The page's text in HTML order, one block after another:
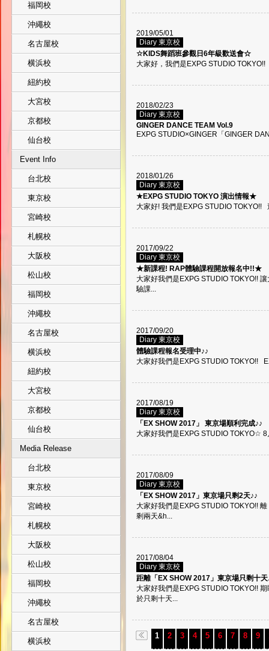
福岡校
沖繩校
名古屋校
横浜校
紐約校
大宮校
京都校
仙台校
Event Info
台北校
東京校
宮崎校
札幌校
大阪校
松山校
福岡校
沖繩校
名古屋校
横浜校
紐約校
大宮校
京都校
仙台校
Media Release
台北校
東京校
宮崎校
札幌校
大阪校
松山校
福岡校
沖繩校
名古屋校
横浜校
2019/05/01
Diary 東京校
☆KIDS舞蹈班參觀日6年級歡送會☆
大家好，我們是EXPG STUDIO
2018/02/23
Diary 東京校
GINGER DANCE TEAM Vol.9
EXPG STUDIO×GINGER「GINGER
2018/01/26
Diary 東京校
★EXPG STUDIO TOKYO 演出情報★
大家好! 我們是EXPG STUDIO TOKYO!!
2017/09/22
Diary 東京校
★新課程! RAP體驗課程開放報名中!!★
大家好我們是EXPG STUDIO TOKYO!!
驗課...
2017/09/20
Diary 東京校
體驗課程報名受理中♪♪
大家好我們是EXPG STUDIO TOKYO!!
2017/08/19
Diary 東京校
「EX SHOW 2017」 東京場順利完成♪♪
大家好我們是EXPG STUDIO TOKYO☆
2017/08/09
Diary 東京校
「EX SHOW 2017」東京場只剩2天♪♪
大家好我們是EXPG STUDIO TOKYO!!
剩兩天&h...
2017/08/04
Diary 東京校
距離「EX SHOW 2017」東京場只剩十天
大家好我們是EXPG STUDIO TOKYO!!
於只剩十天...
1 2 3 4 5 6 7 8 9